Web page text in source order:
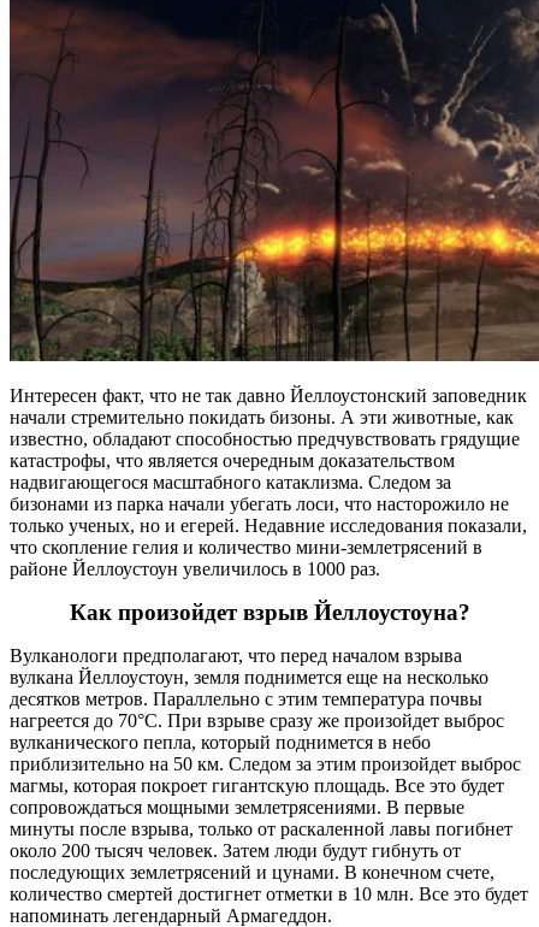
Интересен факт, что не так давно Йеллоустонский заповедник
начали стремительно покидать бизоны. А эти животные, как
известно, обладают способностью предчувствовать грядущие
катастрофы, что является очередным доказательством
надвигающегося масштабного катаклизма. Следом за
бизонами из парка начали убегать лоси, что насторожило не
только ученых, но и егерей. Недавние исследования показали,
что скопление гелия и количество мини-землетрясений в
районе Йеллоустоун увеличилось в 1000 раз.
Как произойдет взрыв Йеллоустоуна?
Вулканологи предполагают, что перед началом взрыва
вулкана Йеллоустоун, земля поднимется еще на несколько
десятков метров. Параллельно с этим температура почвы
нагреется до 70°С. При взрыве сразу же произойдет выброс
вулканического пепла, который поднимется в небо
приблизительно на 50 км. Следом за этим произойдет выброс
магмы, которая покроет гигантскую площадь. Все это будет
сопровождаться мощными землетрясениями. В первые
минуты после взрыва, только от раскаленной лавы погибнет
около 200 тысяч человек. Затем люди будут гибнуть от
последующих землетрясений и цунами. В конечном счете,
количество смертей достигнет отметки в 10 млн. Все это будет
напоминать легендарный Армагеддон.